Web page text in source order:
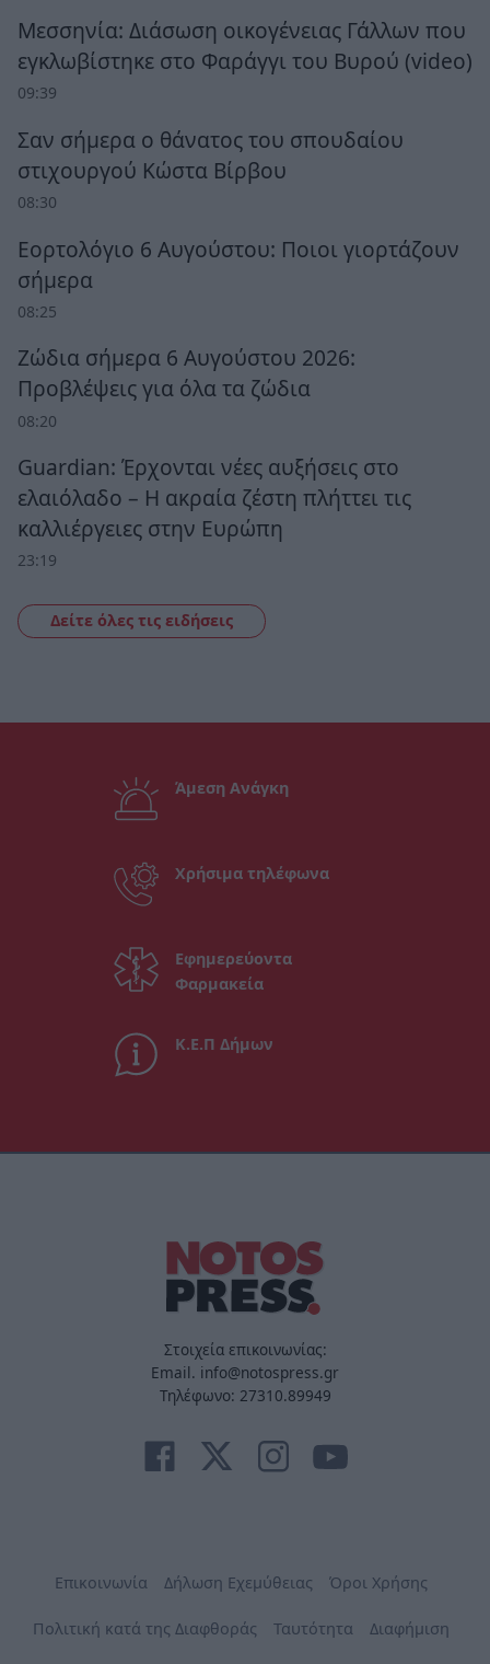
Μεσσηνία: Διάσωση οικογένειας Γάλλων που
εγκλωβίστηκε στο Φαράγγι του Βυρού (video)
09:39
Σαν σήμερα ο θάνατος του σπουδαίου
στιχουργού Κώστα Βίρβου
08:30
Εορτολόγιο 6 Αυγούστου: Ποιοι γιορτάζουν
σήμερα
08:25
Ζώδια σήμερα 6 Αυγούστου 2026:
Προβλέψεις για όλα τα ζώδια
08:20
Guardian: Έρχονται νέες αυξήσεις στο
ελαιόλαδο – Η ακραία ζέστη πλήττει τις
καλλιέργειες στην Ευρώπη
23:19
Δείτε όλες τις ειδήσεις
Άμεση Ανάγκη
Χρήσιμα τηλέφωνα
Εφημερεύοντα
Φαρμακεία
Κ.Ε.Π Δήμων
Στοιχεία επικοινωνίας:
Email. info@notospress.gr
Τηλέφωνο: 27310.89949
Επικοινωνία Δήλωση Εχεμύθειας Όροι Χρήσης
Πολιτική κατά της Διαφθοράς Ταυτότητα Διαφήμιση